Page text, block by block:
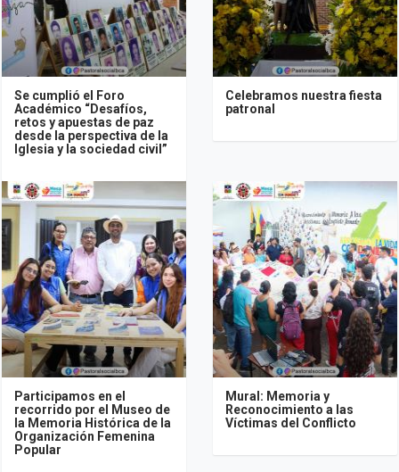
Se cumplió el Foro
Académico “Desafíos,
retos y apuestas de paz
desde la perspectiva de la
Iglesia y la sociedad civil”
Celebramos nuestra fiesta
patronal
Participamos en el
recorrido por el Museo de
la Memoria Histórica de la
Organización Femenina
Popular
Mural: Memoria y
Reconocimiento a las
Víctimas del Conflicto